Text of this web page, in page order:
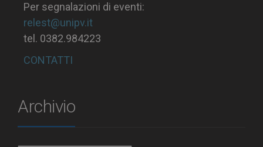
Per segnalazioni di eventi:
relest@unipv.it
tel. 0382.984223
CONTATTI
Archivio